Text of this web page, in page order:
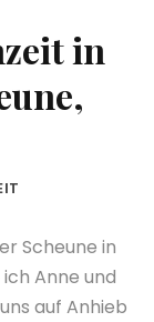
in
Scheune in
Anne und
auf Anhieb